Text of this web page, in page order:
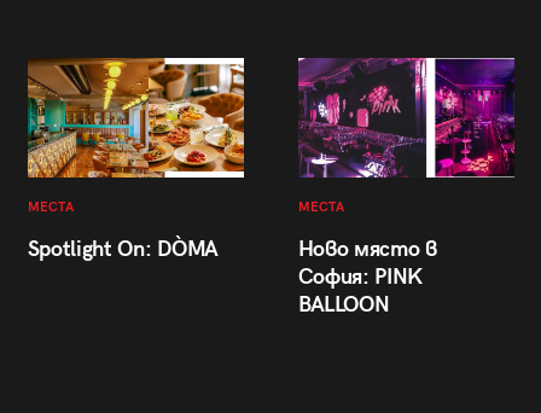
МЕСТА
Spotlight On: DÒMA
МЕСТА
Ново място в
София: PINK
BALLOON